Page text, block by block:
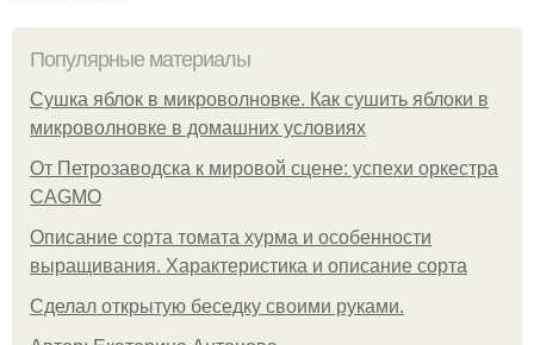
Популярные материалы
Сушка яблок в микроволновке. Как сушить яблоки в
микроволновке в домашних условиях
От Петрозаводска к мировой сцене: успехи оркестра
CAGMO
Описание сорта томата хурма и особенности
выращивания. Характеристика и описание сорта
Сделал открытую беседку своими руками.